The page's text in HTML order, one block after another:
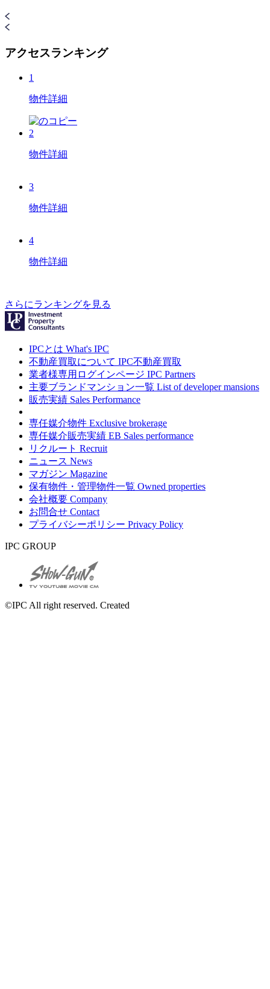
アクセスランキング
1
物件詳細
2
物件詳細
3
物件詳細
4
物件詳細
さらにランキングを見る
IPCとは What's IPC
不動産買取について IPC不動産買取
業者様専用ログインページ IPC Partners
主要ブランドマンション一覧 List of developer mansions
販売実績 Sales Performance
専任媒介物件 Exclusive brokerage
専任媒介販売実績 EB Sales performance
リクルート Recruit
ニュース News
マガジン Magazine
保有物件・管理物件一覧 Owned properties
会社概要 Company
お問合せ Contact
プライバシーポリシー Privacy Policy
IPC GROUP
©IPC All right reserved. Created